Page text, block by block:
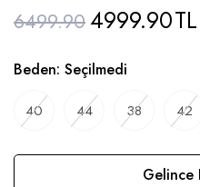
6499.904999.90TL
Beden: Seçilmedi
40 44 38 42
Gelince